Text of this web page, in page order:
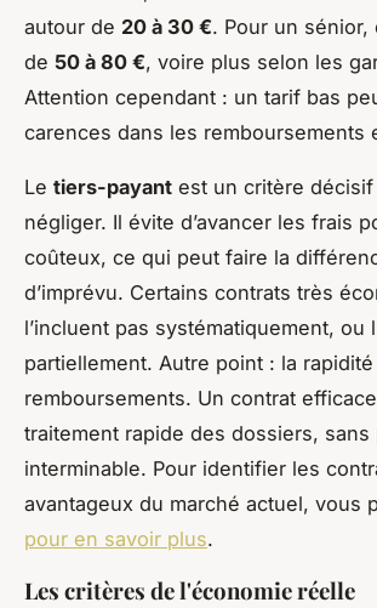
autour de 20 à 30 €. Pour un
de 50 à 80 €, voire plus selon les
Attention cependant : un tarif bas
carences dans les remboursements
Le tiers-payant est un critère décisif
négliger. Il évite d’avancer les frais
coûteux, ce qui peut faire la
d’imprévu. Certains contrats très
l’incluent pas systématiquement, ou
partiellement. Autre point : la
remboursements. Un contrat
traitement rapide des dossiers, sans
interminable. Pour identifier les
avantageux du marché actuel, vous
pour en savoir plus.
Les critères de l'économie réelle